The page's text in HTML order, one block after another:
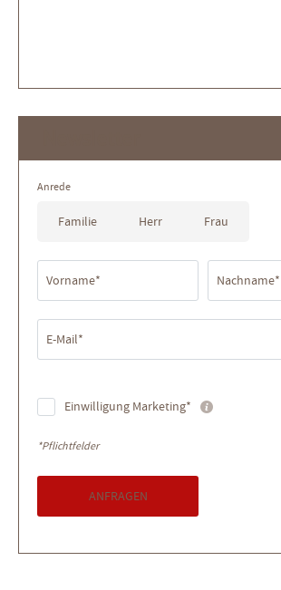
Anrede
Familie Herr Frau
Vorname* Nachname*
E-Mail*
Einwilligung Marketing*
*Pflichtfelder
ANFRAGEN